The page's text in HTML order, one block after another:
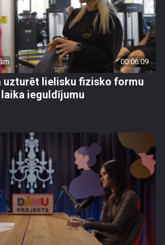
00:06:09
uzturēt lielisku fizisko formu
ieguldījumu